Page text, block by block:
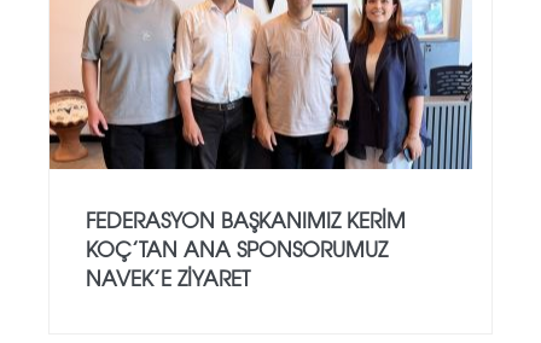
FEDERASYON BAŞKANIMIZ KERIM
KOÇ’TAN ANA SPONSORUMUZ
NAVEK’E ZIYARET